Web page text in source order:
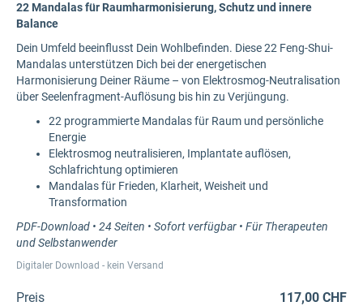
22 Mandalas für Raumharmonisierung, Schutz und innere
Balance
Dein Umfeld beeinflusst Dein Wohlbefinden. Diese 22 Feng-Shui-
Mandalas unterstützen Dich bei der energetischen
Harmonisierung Deiner Räume – von Elektrosmog-Neutralisation
über Seelenfragment-Auflösung bis hin zu Verjüngung.
22 programmierte Mandalas für Raum und persönliche
Energie
Elektrosmog neutralisieren, Implantate auflösen,
Schlafrichtung optimieren
Mandalas für Frieden, Klarheit, Weisheit und
Transformation
PDF-Download • 24 Seiten • Sofort verfügbar • Für Therapeuten
und Selbstanwender
Digitaler Download - kein Versand
Preis 117,00 CHF